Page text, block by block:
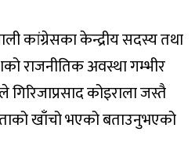
केन्द्रीय सदस्य तथा
राजनीतिक अवस्था गम्भीर
कोइराला जस्तै
खाँचो भएको बताउनुभएको